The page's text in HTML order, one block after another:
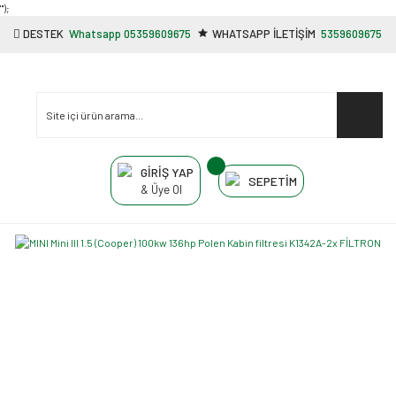
"');
DESTEK Whatsapp 05359609675 WHATSAPP İLETİŞİM 5359609675
GİRİŞ YAP
& Üye Ol
SEPETİM